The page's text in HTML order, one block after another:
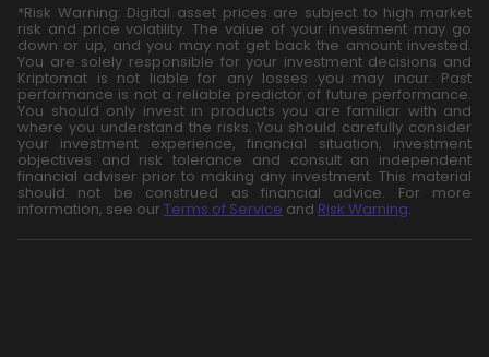
*Risk Warning: Digital asset prices are subject to high market
risk and price volatility. The value of your investment may go
down or up, and you may not get back the amount invested.
You are solely responsible for your investment decisions and
Kriptomat is not liable for any losses you may incur. Past
performance is not a reliable predictor of future performance.
You should only invest in products you are familiar with and
where you understand the risks. You should carefully consider
your investment experience, financial situation, investment
objectives and risk tolerance and consult an independent
financial adviser prior to making any investment. This material
should not be construed as financial advice. For more
information, see our Terms of Service and Risk Warning.